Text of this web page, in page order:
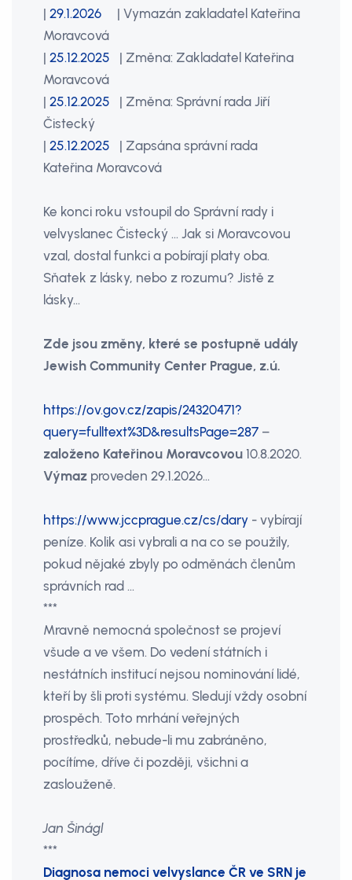
| 29.1.2026 | Vymazán zakladatel Kateřina
Moravcová
| 25.12.2025 | Změna: Zakladatel Kateřina
Moravcová
| 25.12.2025 | Změna: Správní rada Jiří
Čistecký
| 25.12.2025 | Zapsána správní rada
Kateřina Moravcová
Ke konci roku vstoupil do Správní rady i
velvyslanec Čistecký ... Jak si Moravcovou
vzal, dostal funkci a pobírají platy oba.
Sňatek z lásky, nebo z rozumu? Jistě z
lásky...
Zde jsou změny, které se postupně udály
Jewish Community Center Prague, z.ú.
https://ov.gov.cz/zapis/24320471?
query=fulltext%3D&resultsPage=287 –
založeno Kateřinou Moravcovou 10.8.2020.
Výmaz proveden 29.1.2026…
https://www.jccprague.cz/cs/dary - vybírají
peníze. Kolik asi vybrali a na co se použily,
pokud nějaké zbyly po odměnách členům
správních rad ...
***
Mravně nemocná společnost se projeví
všude a ve všem. Do vedení státních i
nestátních institucí nejsou nominování lidé,
kteří by šli proti systému. Sledují vždy osobní
prospěch. Toto mrhání veřejných
prostředků, nebude-li mu zabráněno,
pocítíme, dříve či později, všichni a
zaslouženě.
Jan Šinágl
***
Diagnosa nemoci velvyslance ČR ve SRN je